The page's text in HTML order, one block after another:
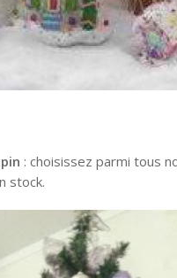
: choisissez parmi tous
stock.